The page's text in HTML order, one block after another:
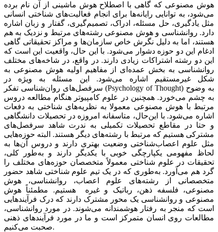
هوش مصنوعی که گاهی با اصطلاح هوش ماشینی از آن نام برده
می‌شود، به توانایی رایانه‌ها برای انجام فعالیت‌های شناختی انسانی
مثل یادگیری، حل مسئله، ادراک، تصمیم‌گیری، گفتار و زبان اشاره
دارد. روانشناسی و هوش مصنوعی رشته‌های مرتبط و نزدیک به هم
هستند، اما به دلیل نگرش خاص سازمان‌ها و مراکز تحقیقاتی گاهی
ادغام این دو حوزه دشوار می‌شود. با این حال، واقعیت این است که
این دو رشته‌ اشتراکات زیادی دارند. در واقع، در شاخه‌های مختلف
روانشناسی به بخش عمده‌ای از مفاهیم اولیه هوش مصنوعی به
شکل غیرمستقیم اشاره می‌شود. این مسئله به ویژه در
سرفصل‌های روان‌شناسی تفکر (Psychology of Thought) به وضوح
به چشم می‌خورد. همچنین در علوم کامپیوتر هنگام مطالعه دروس
مرتبط با هوش مصنوعی معمولا به نظریه‌های شناختی به دفعات
اشاره می‌شود. با این‌حال، متاسفانه امروزه در تحصیلات دانشگاهی
و حتا در مقاطع تحصیلات تکمیلی به ندرت شاهد سرفصل‌های
مشترکی هستیم که مرتبط با رشته‌های دیگر هستند. البته حوزه‌هایی
مثل علوم اعصاب‌شناختی وضعیت بهتری دارند و دروس آن‌ها به
لحاظ مفهومی یکپارچگی خوبی با یکدیگر دارند و به‌طور کلی،
تحقیقات در علوم شناختی معمولاً متخصصان حوزه‌های مختلف را
گرد هم می‌آورد. به‌طوری که در یک تیم علوم شناختی شاهد حضور
متخصصانی از رشته‌های علوم اعصاب، روانشناسی، هوش
مصنوعی، فلسفه ذهن، رباتیک و غیره هستیم. مطمئناً هوش
مصنوعی و روانشناسی یک محور مشترک دارند که درک فرآیندهایی
است که منجر به رفتار هوشمندانه می‌شوند. در مورد روانشناسی،
مطالعات روی انسان متمرکز است و ما در مورد فرآیندهای ذهنی
صحبت می‌کنیم.